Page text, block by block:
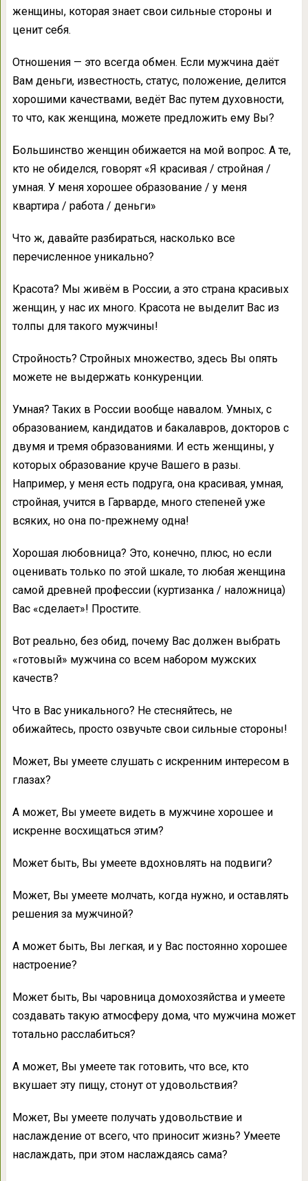
женщины, которая знает свои сильные стороны и
ценит себя.
Отношения — это всегда обмен. Если мужчина даёт
Вам деньги, известность, статус, положение, делится
хорошими качествами, ведёт Вас путем духовности,
то что, как женщина, можете предложить ему Вы?
Большинство женщин обижается на мой вопрос. А те,
кто не обиделся, говорят «Я красивая / стройная /
умная. У меня хорошее образование / у меня
квартира / работа / деньги»
Что ж, давайте разбираться, насколько все
перечисленное уникально?
Красота? Мы живём в России, а это страна красивых
женщин, у нас их много. Красота не выделит Вас из
толпы для такого мужчины!
Стройность? Стройных множество, здесь Вы опять
можете не выдержать конкуренции.
Умная? Таких в России вообще навалом. Умных, с
образованием, кандидатов и бакалавров, докторов с
двумя и тремя образованиями. И есть женщины, у
которых образование круче Вашего в разы.
Например, у меня есть подруга, она красивая, умная,
стройная, учится в Гарварде, много степеней уже
всяких, но она по-прежнему одна!
Хорошая любовница? Это, конечно, плюс, но если
оценивать только по этой шкале, то любая женщина
самой древней профессии (куртизанка / наложница)
Вас «сделает»! Простите.
Вот реально, без обид, почему Вас должен выбрать
«готовый» мужчина со всем набором мужских
качеств?
Что в Вас уникального? Не стесняйтесь, не
обижайтесь, просто озвучьте свои сильные стороны!
Может, Вы умеете слушать с искренним интересом в
глазах?
А может, Вы умеете видеть в мужчине хорошее и
искренне восхищаться этим?
Может быть, Вы умеете вдохновлять на подвиги?
Может, Вы умеете молчать, когда нужно, и оставлять
решения за мужчиной?
А может быть, Вы легкая, и у Вас постоянно хорошее
настроение?
Может быть, Вы чаровница домохозяйства и умеете
создавать такую атмосферу дома, что мужчина может
тотально расслабиться?
А может, Вы умеете так готовить, что все, кто
вкушает эту пищу, стонут от удовольствия?
Может, Вы умеете получать удовольствие и
наслаждение от всего, что приносит жизнь? Умеете
наслаждать, при этом наслаждаясь сама?